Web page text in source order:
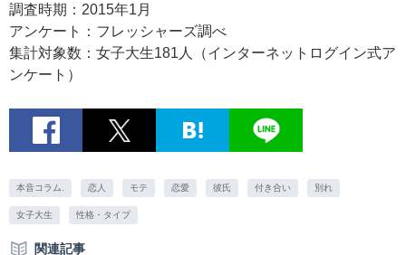
調査時期：2015年1月
アンケート：フレッシャーズ調べ
集計対象数：女子大生181人（インターネットログイン式ア
ンケート）
本音コラム. 恋人 モテ 恋愛 彼氏 付き合い 別れ
女子大生 性格・タイプ
関連記事